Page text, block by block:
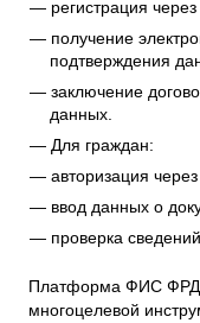
регистрация
получение
подтверждения
заключение
данных.
Для граждан:
авторизация через
ввод данных о
проверка
Платформа ФИС
многоцелевой